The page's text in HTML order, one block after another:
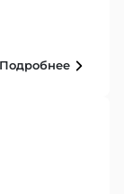
Подробнее